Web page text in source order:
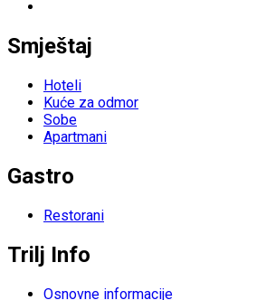
Smještaj
Hoteli
Kuće za odmor
Sobe
Apartmani
Gastro
Restorani
Trilj Info
Osnovne informacije